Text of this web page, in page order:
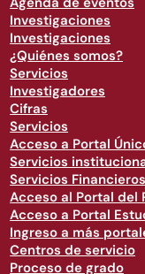
Investigaciones
Investigaciones
¿Quiénes somos?
Servicios
Investigadores
Cifras
Servicios
Acceso a Portal
Servicios
Servicios Financieros
Acceso al Portal del
Acceso a Portal
Ingreso a más
Centros de servicio
Proceso de grado